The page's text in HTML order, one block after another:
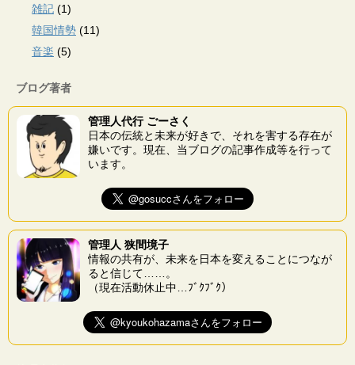
雑記 (1)
韓国情勢 (11)
音楽 (5)
ブログ著者
管理人代行 ごーさく
日本の伝統と未来が好きで、それを害する存在が
嫌いです。現在、当ブログの記事作成等を行って
います。
管理人 狭間境子
情報の共有が、未来を日本を変えることにつなが
ると信じて……。
（現在活動休止中…ﾌﾞｸﾌﾞｸ）